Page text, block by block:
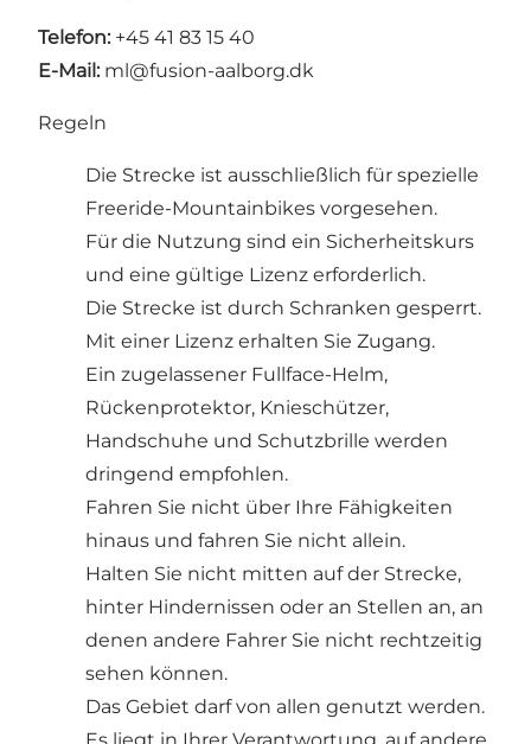
Telefon: +45 41 83 15 40
E-Mail: ml@fusion-aalborg.dk
Regeln
Die Strecke ist ausschließlich für spezielle
Freeride-Mountainbikes vorgesehen.
Für die Nutzung sind ein Sicherheitskurs
und eine gültige Lizenz erforderlich.
Die Strecke ist durch Schranken gesperrt.
Mit einer Lizenz erhalten Sie Zugang.
Ein zugelassener Fullface-Helm,
Rückenprotektor, Knieschützer,
Handschuhe und Schutzbrille werden
dringend empfohlen.
Fahren Sie nicht über Ihre Fähigkeiten
hinaus und fahren Sie nicht allein.
Halten Sie nicht mitten auf der Strecke,
hinter Hindernissen oder an Stellen an, an
denen andere Fahrer Sie nicht rechtzeitig
sehen können.
Das Gebiet darf von allen genutzt werden.
Es liegt in Ihrer Verantwortung, auf andere